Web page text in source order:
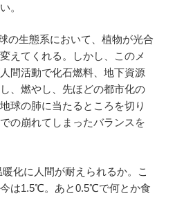
。
の生態系において、植物が光合
えてくれる。しかし、このメ
間活動で化石燃料、地下資源
、燃やし、先ほどの都市化の
球の肺に当たるところを切り
の崩れてしまったバランスを
化に人間が耐えられるか。こ
は1.5℃。あと0.5℃で何とか食